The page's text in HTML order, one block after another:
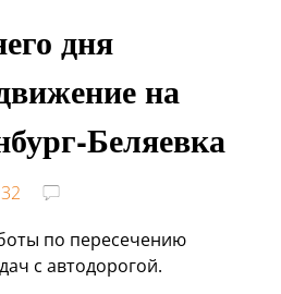
дня
на
Беляевка
по пересечению
с автодорогой.